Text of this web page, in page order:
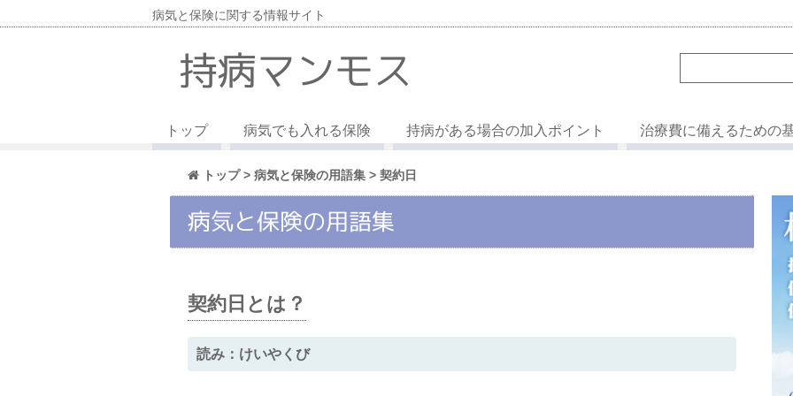
病気と保険に関する情報サイト
持病マンモス
トップ 病気でも入れる保険 持病がある場合の加入ポイント 治療費に備えるための
トップ> 病気と保険の用語集 > 契約日
病気と保険の用語集
契約日とは？
読み：けいやくび